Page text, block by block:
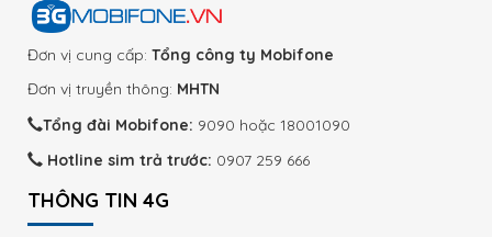
Đơn vị cung cấp: Tổng công ty Mobifone
Đơn vị truyền thông: MHTN
Tổng đài Mobifone: 9090 hoặc 18001090
Hotline sim trả trước: 0907 259 666
THÔNG TIN 4G